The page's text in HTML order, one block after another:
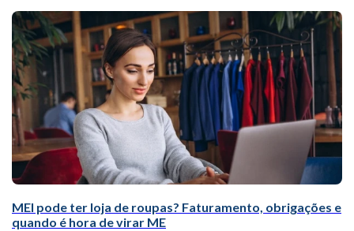
MEI pode ter loja de roupas? Faturamento, obrigações e
quando é hora de virar ME